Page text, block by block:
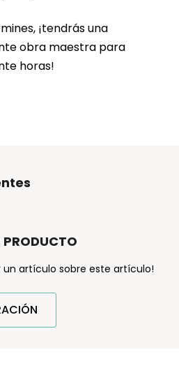
¡tendrás una
obra maestra para
horas!
PRODUCTO
un artículo sobre este artículo!